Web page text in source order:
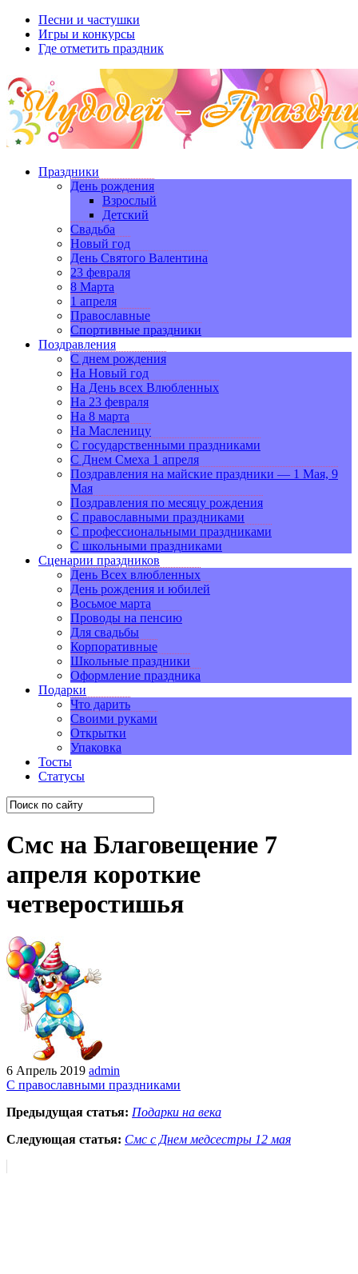
Песни и частушки
Игры и конкурсы
Где отметить праздник
Праздники
День рождения
Взрослый
Детский
Свадьба
Новый год
День Святого Валентина
23 февраля
8 Марта
1 апреля
Православные
Спортивные праздники
Поздравления
С днем рождения
На Новый год
На День всех Влюбленных
На 23 февраля
На 8 марта
На Масленицу
С государственными праздниками
С Днем Смеха 1 апреля
Поздравления на майские праздники — 1 Мая, 9
Мая
Поздравления по месяцу рождения
С православными праздниками
С профессиональными праздниками
С школьными праздниками
Сценарии праздников
День Всех влюбленных
День рождения и юбилей
Восьмое марта
Проводы на пенсию
Для свадьбы
Корпоративные
Школьные праздники
Оформление праздника
Подарки
Что дарить
Своими руками
Открытки
Упаковка
Тосты
Статусы
Смс на Благовещение 7
апреля короткие
четверостишья
6 Апрель 2019 admin
С православными праздниками
Предыдущая статья: Подарки на века
Следующая статья: Смс с Днем медсестры 12 мая